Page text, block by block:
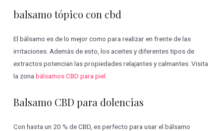
balsamo tópico con cbd
El bálsamo es de lo mejor como para realizar en frente de las
irritaciones. Además de esto, los aceites y diferentes tipos de
extractos potencian las propiedades relajantes y calmantes. Visita
la zonabálsamos CBD para piel
Balsamo CBD para dolencias
Con hasta un 20 % de CBD, es perfecto para usar el bálsamo